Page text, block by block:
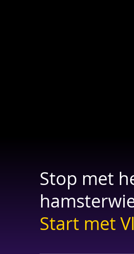
Stop met
Start met